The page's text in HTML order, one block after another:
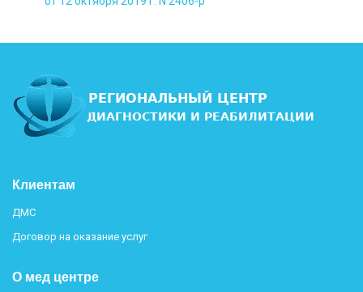
Клиентам
ДМС
Договор на оказание услуг
О мед центре